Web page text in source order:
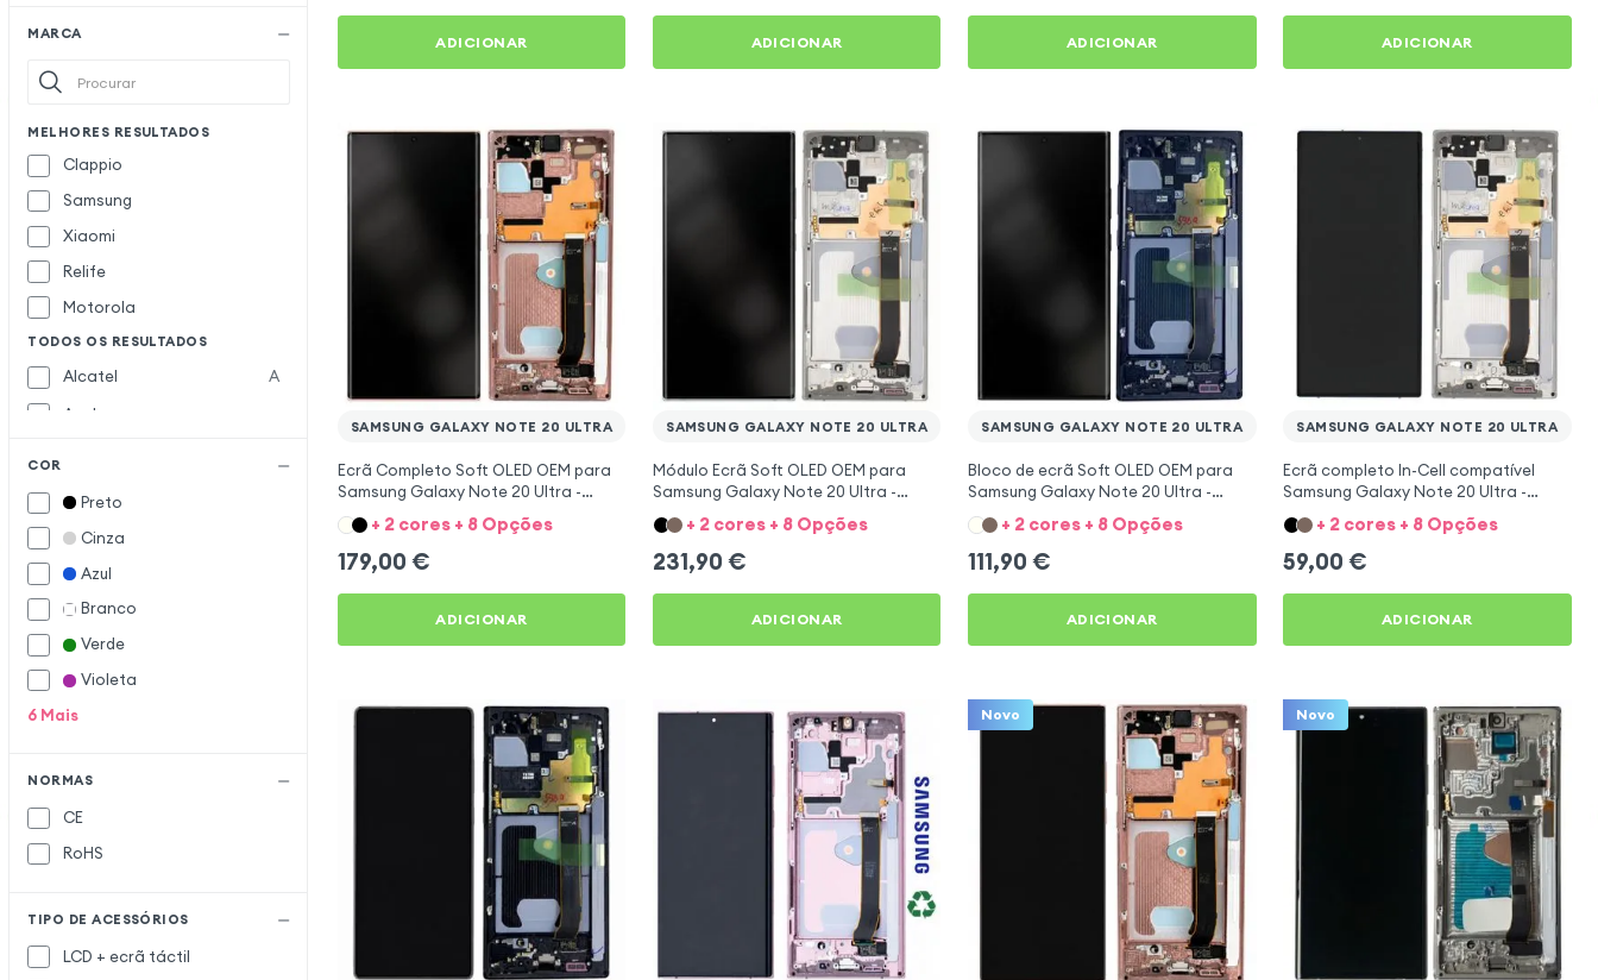
MARCA
MELHORES RESULTADOS
Clappio
Samsung
Xiaomi
Relife
Motorola
TODOS OS RESULTADOS
Alcatel
A
Apple
Honor
Huawei
Oneplus
Oppo
Realme
COR
Preto
Cinza
Azul
Branco
Verde
Violeta
6 Mais
NORMAS
CE
RoHS
TIPO DE ACESSÓRIOS
LCD + ecrã táctil
ADICIONAR ADICIONAR ADICIONAR ADICIONAR
SAMSUNG GALAXY NOTE 20 ULTRA
Ecrã Completo Soft OLED OEM para
Samsung Galaxy Note 20 Ultra -
Bronze
+ 2 cores + 8 Opções
179,00 €
ADICIONAR
SAMSUNG GALAXY NOTE 20 ULTRA
Módulo Ecrã Soft OLED OEM para
Samsung Galaxy Note 20 Ultra -
Branco
+ 2 cores + 8 Opções
231,90 €
ADICIONAR
SAMSUNG GALAXY NOTE 20 ULTRA
Bloco de ecrã Soft OLED OEM para
Samsung Galaxy Note 20 Ultra -
Preto
+ 2 cores + 8 Opções
111,90 €
ADICIONAR
SAMSUNG GALAXY NOTE 20 ULTRA
Ecrã completo In-Cell compatível
Samsung Galaxy Note 20 Ultra -
Branco
+ 2 cores + 8 Opções
59,00 €
ADICIONAR
Novo Novo